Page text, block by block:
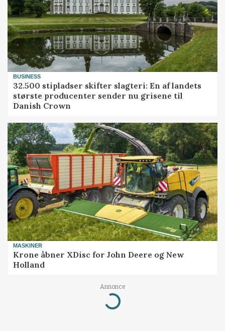
BUSINESS
32.500 stipladser skifter slagteri: En af landets
største producenter sender nu grisene til
Danish Crown
MASKINER
Krone åbner XDisc for John Deere og New
Holland
Annonce
Loading...